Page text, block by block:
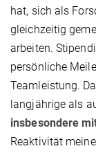
hat, sich als
gleichzeitig
arbeiten.
persönliche
Teamleistung.
langjährige als
insbesondere
Reaktivität